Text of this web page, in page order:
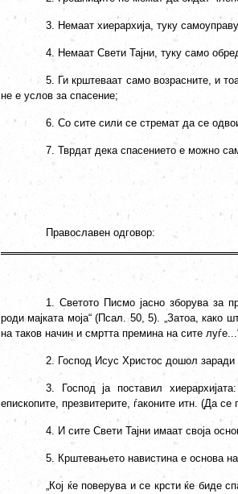
3. Немаат хиерархија, туку
4. Немаат Свети Тајни, туку само
5. Ги крштеваат само возрасните, и
не е услов за спасение;
6. Со сите сили се стремат да се
7. Тврдат дека спасението е можно
Православен одговор:
1. Светото Писмо јасно зборува за
роди мајката моја“ (Псал. 50, 5). „Затоа, како
на таков начин и смртта премина на сите
2. Господ Исус Христос дошол заради
3. Господ ја поставил
епископите, презвитерите, ѓаконите итн. (Да
4. И сите Свети Тајни имаат своја
5. Крштевањето навистина е основа
„Кој ќе поверува и се крсти ќе биде